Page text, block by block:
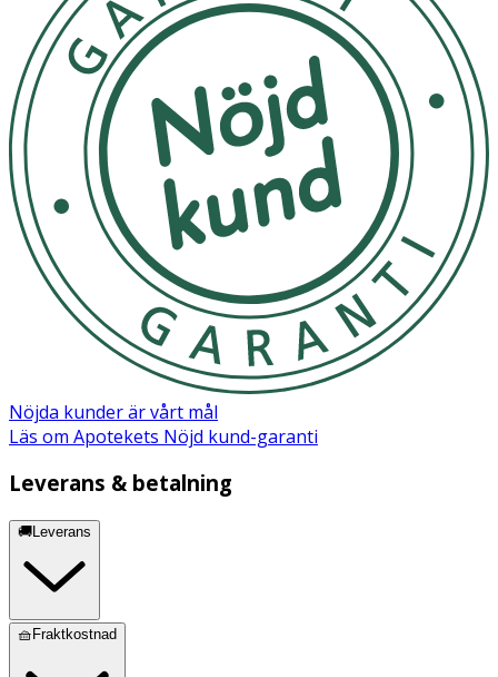
äventyr
- Innehåller tallrik, skål, kåsa, två SnapBox-burkar och
två Sporks
- Kombinerad skärbräda och sil
- Smart konstruktion – stapelbart och
platsbesparande
- Tillverkad av BPA-fri, biobaserad plast
- Mikrovågs- och diskmaskinssäker
- Livsmedelsgodkänd enligt EU
- Tillverkad i Sverige
Förpackningen innehåller
- 1x StackBowl (900 ml)
- 1x StackLid (500 ml)
- 1x Swedish Kåsa (300 ml)
- 1x Spork Original
Nöjda kunder är vårt mål
Läs om Apotekets Nöjd kund-garanti
Leverans & betalning
🚚Leverans
🧺Fraktkostnad